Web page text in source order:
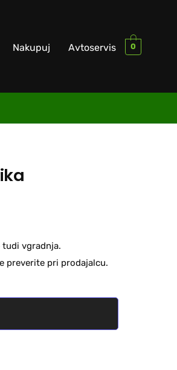
Nakupuj Avtoservis 0
tudi vgradnja.
preverite pri prodajalcu.